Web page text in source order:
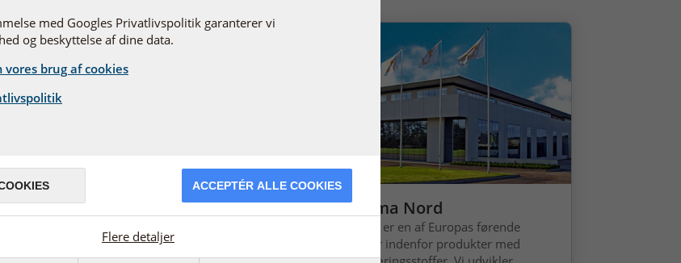
Job hos Pharma Nord
og med salg i mere end 40 lande byder
Om Pharma Nord
Pharma Nord er en af Europas førende
virksomheder indenfor produkter med
med Googles Privatlivspolitik garanterer vi
og beskyttelse af dine data.
vores brug af cookies
ACCEPTÉR ALLE COOKIES
Flere detaljer